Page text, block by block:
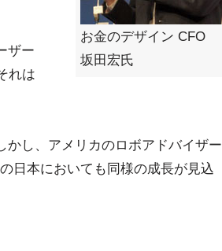
お金のデザイン CFO
坂田宏氏
ザー
れは
し、アメリカのロボアドバイザー
日本においても同様の成長が見込